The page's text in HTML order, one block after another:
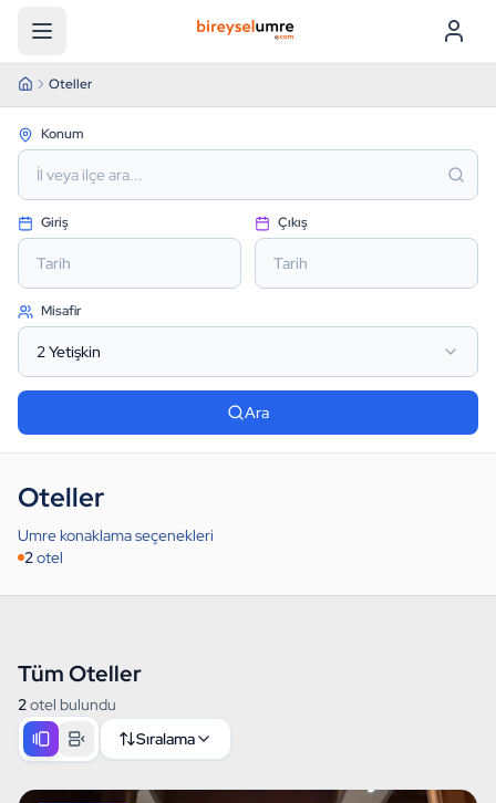
Menü
Oteller
Konum
Giriş
Tarih
Çıkış
Tarih
Misafir
2Yetişkin
Ara
Oteller
Umre konaklama seçenekleri
2otel
Tüm Oteller
2otel bulundu
Sıralama